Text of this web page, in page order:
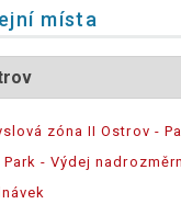
místa
zóna II Ostrov -
Park - Výdej